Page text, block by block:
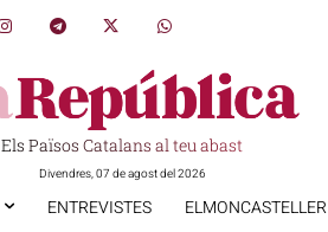
Els Països Catalans al teu abast
Divendres, 07 de agost del 2026
ENTREVISTES ELMONCASTELLER